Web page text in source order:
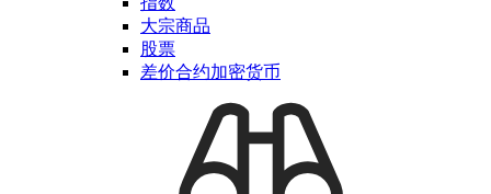
大宗商品
股票
差价合约加密货币